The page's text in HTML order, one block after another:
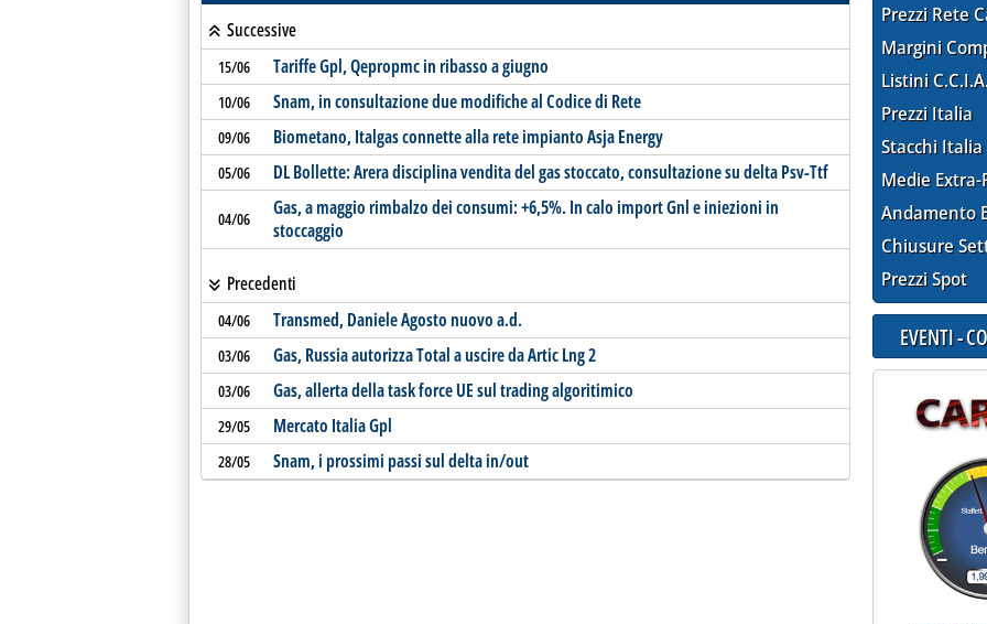
Successive
15/06 Tariffe Gpl, Qepropmc in ribasso a giugno
10/06 Snam, in consultazione due modifiche al Codice di Rete
09/06 Biometano, Italgas connette alla rete impianto Asja Energy
05/06 DL Bollette: Arera disciplina vendita del gas stoccato, consultazione su delta Psv-Ttf
04/06
Gas, a maggio rimbalzo dei consumi: +6,5%. In calo import Gnl e iniezioni in
stoccaggio
Precedenti
04/06 Transmed, Daniele Agosto nuovo a.d.
03/06 Gas, Russia autorizza Total a uscire da Artic Lng 2
03/06 Gas, allerta della task force UE sul trading algoritimico
29/05 Mercato Italia Gpl
28/05 Snam, i prossimi passi sul delta in/out
Prezzi Rete
Margini
Listini
Prezzi Italia
Stacchi Italia
Medie Extra-
Andamento
Chiusure
Prezzi Spot
EVENTI -